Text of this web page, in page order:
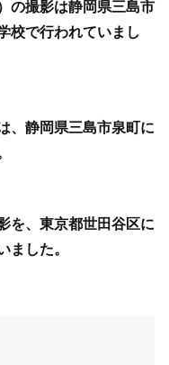
の撮影は静岡県三島市
校で行われていまし
、静岡県三島市泉町に
を、東京都世田谷区に
ました。